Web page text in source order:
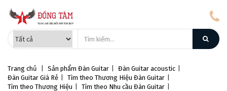
Trang chủ Sản phẩm Đàn Guitar Đàn Guitar acoustic
Đàn Guitar Giá Rẻ
Tìm theo Thương Hiệu Đàn Guitar
Tìm theo Thương Hiệu
Tìm theo Nhu cầu Đàn Guitar